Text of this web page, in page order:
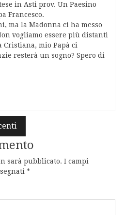
in Asti prov. Un Paesino
Francesco.
ma la Madonna ci ha messo
vogliamo essere più distanti
Cristiana, mio Papà ci
resterà un sogno? Spero di
sarà pubblicato. I campi
*